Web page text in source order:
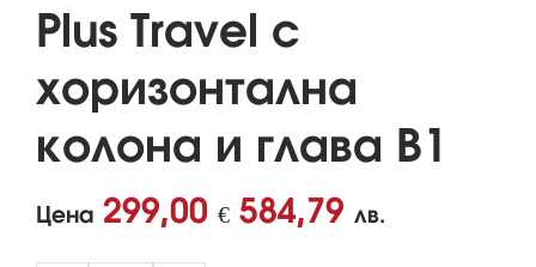
Plus Travel с
хоризонтална
колона и глава B1
Цена 299,00 € 584,79 лв.